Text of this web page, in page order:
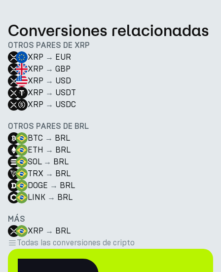
Conversiones relacionadas
OTROS PARES DE XRP
XRP → EUR
XRP → GBP
XRP → USD
XRP → USDT
XRP → USDC
OTROS PARES DE BRL
BTC → BRL
ETH → BRL
SOL → BRL
TRX → BRL
DOGE → BRL
LINK → BRL
MÁS
XRP → BRL
Todas las conversiones de cripto